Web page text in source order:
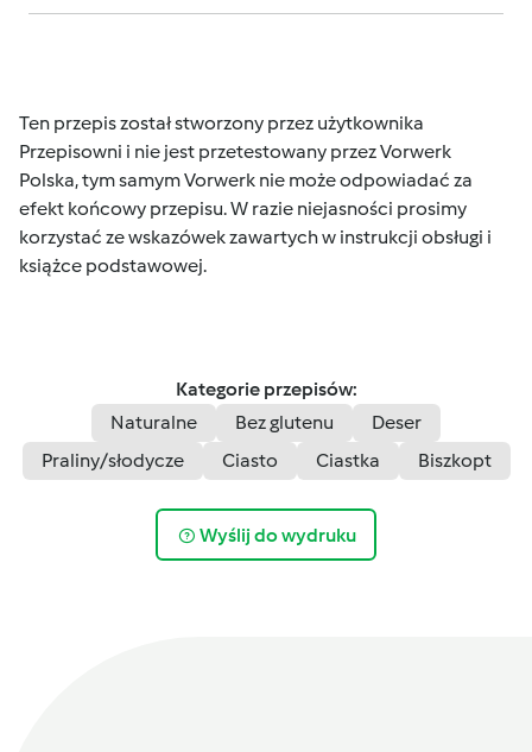
Ten przepis został stworzony przez użytkownika
Przepisowni i nie jest przetestowany przez Vorwerk
Polska, tym samym Vorwerk nie może odpowiadać za
efekt końcowy przepisu. W razie niejasności prosimy
korzystać ze wskazówek zawartych w instrukcji obsługi i
książce podstawowej.
Kategorie przepisów:
Naturalne
Bez glutenu
Deser
Praliny/słodycze
Ciasto Ciastka Biszkopt
Wyślij do wydruku